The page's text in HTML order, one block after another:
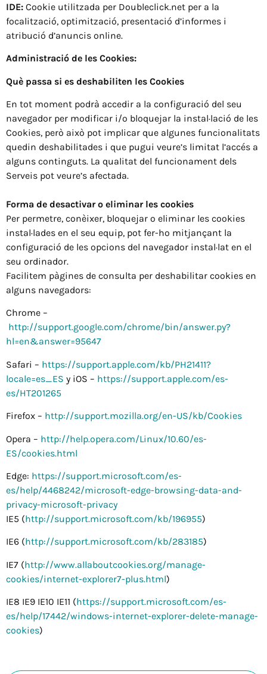
IDE: Cookie utilitzada per Doubleclick.net per a la
focalització, optimització, presentació d’informes i
atribució d’anuncis online.
Administració de les Cookies:
Què passa si es deshabiliten les Cookies
En tot moment podrà accedir a la configuració del seu
navegador per modificar i/o bloquejar la instal·lació de les
Cookies, però això pot implicar que algunes funcionalitats
quedin deshabilitades i que pugui veure’s limitat l’accés a
alguns continguts. La qualitat del funcionament dels
Serveis pot veure’s afectada.
Forma de desactivar o eliminar les cookies
Per permetre, conèixer, bloquejar o eliminar les cookies
instal·lades en el seu equip, pot fer-ho mitjançant la
configuració de les opcions del navegador instal·lat en el
seu ordinador.
Facilitem pàgines de consulta per deshabilitar cookies en
alguns navegadors:
Chrome –
http://support.google.com/chrome/bin/answer.py?
hl=en&answer=95647
Safari – https://support.apple.com/kb/PH21411?
locale=es_ES y iOS – https://support.apple.com/es-
es/HT201265
Firefox – http://support.mozilla.org/en-US/kb/Cookies
Opera – http://help.opera.com/Linux/10.60/es-
ES/cookies.html
Edge: https://support.microsoft.com/es-
es/help/4468242/microsoft-edge-browsing-data-and-
privacy-microsoft-privacy
IE5 (http://support.microsoft.com/kb/196955)
IE6 (http://support.microsoft.com/kb/283185)
IE7 (http://www.allaboutcookies.org/manage-
cookies/internet-explorer7-plus.html)
IE8 IE9 IE10 IE11 (https://support.microsoft.com/es-
es/help/17442/windows-internet-explorer-delete-manage-
cookies)